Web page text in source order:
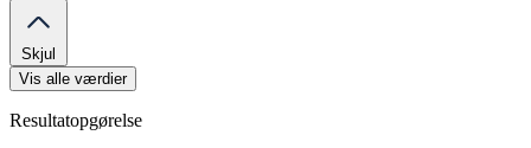
Skjul
Vis alle værdier
Resultatopgørelse